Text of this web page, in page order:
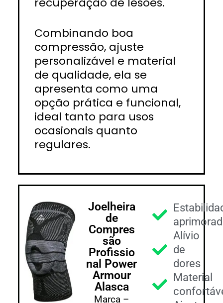
Combinando boa
compressão, ajuste
personalizável e material
de qualidade, ela se
apresenta como uma
opção prática e funcional,
ideal tanto para usos
ocasionais quanto
regulares.
Joelheira
de
Compres
são
Profissio
nal Power
Armour
Alasca
Marca –
Alívio
de
dores
Material